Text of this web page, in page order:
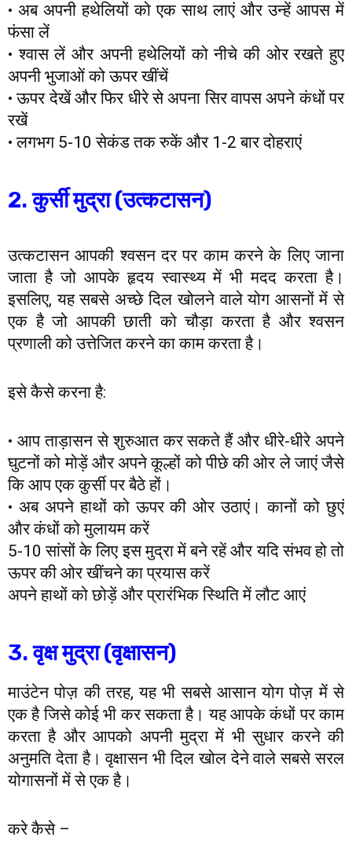
• अब अपनी हथेलियों को एक साथ लाएं और उन्हें आपस में
फंसा लें
• श्वास लें और अपनी हथेलियों को नीचे की ओर रखते हुए
अपनी भुजाओं को ऊपर खींचें
• ऊपर देखें और फिर धीरे से अपना सिर वापस अपने कंधों पर
रखें
• लगभग 5-10 सेकंड तक रुकें और 1-2 बार दोहराएं
2. कुर्सी मुद्रा (उत्कटासन)
उत्कटासन आपकी श्वसन दर पर काम करने के लिए जाना
जाता है जो आपके हृदय स्वास्थ्य में भी मदद करता है।
इसलिए, यह सबसे अच्छे दिल खोलने वाले योग आसनों में से
एक है जो आपकी छाती को चौड़ा करता है और श्वसन
प्रणाली को उत्तेजित करने का काम करता है।
इसे कैसे करना है:
• आप ताड़ासन से शुरुआत कर सकते हैं और धीरे-धीरे अपने
घुटनों को मोड़ें और अपने कूल्हों को पीछे की ओर ले जाएं जैसे
कि आप एक कुर्सी पर बैठे हों।
• अब अपने हाथों को ऊपर की ओर उठाएं। कानों को छुएं
और कंधों को मुलायम करें
5-10 सांसों के लिए इस मुद्रा में बने रहें और यदि संभव हो तो
ऊपर की ओर खींचने का प्रयास करें
अपने हाथों को छोड़ें और प्रारंभिक स्थिति में लौट आएं
3. वृक्ष मुद्रा (वृक्षासन)
माउंटेन पोज़ की तरह, यह भी सबसे आसान योग पोज़ में से
एक है जिसे कोई भी कर सकता है। यह आपके कंधों पर काम
करता है और आपको अपनी मुद्रा में भी सुधार करने की
अनुमति देता है। वृक्षासन भी दिल खोल देने वाले सबसे सरल
योगासनों में से एक है।
करे कैसे –